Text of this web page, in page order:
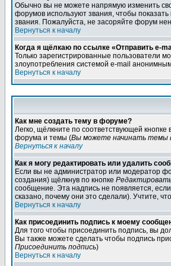
Обычно вы не можете напрямую изменить
форумов используют звания, чтобы
звания. Пожалуйста, не засоряйте форум
Вернуться к началу
Когда я щёлкаю по ссылке «Отправить e-
Только зарегистрированные пользователи
злоупотребления системой e-mail
Вернуться к началу
Как мне создать тему в форуме?
Легко, щёлкните по соответствующей
форума и темы (Вы можете начинать темы
Вернуться к началу
Как я могу редактировать или удалить
Если вы не администратор или модератор
создания) щёлкнув по кнопке
сообщение. Эта надпись не появляется,
сказано, почему они это сделали). Учтите,
Вернуться к началу
Как присоединить подпись к моему
Для того чтобы присоединить подпись, вы
Вы также можете сделать чтобы подпись
Присоединить подпись)
Вернуться к началу